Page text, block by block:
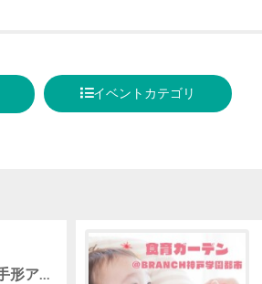
する
イベントカテゴリ
【中止】お子さまと今を形に『手形アート・ﾌｧｰｽﾄｶｯﾄｱｰﾄ』